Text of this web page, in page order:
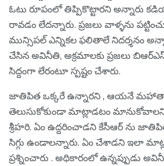
ఓటు రూపంలో తిప్పికొట్టారని అన్నారు
రావ‌డం లేద‌న్నారు. ప్రజలు వాళ్ళను
మున్సిపల్ ఎన్నికల ఫలితాలే నిదర్శనం
చేసిన అవినీతి, అక్రమాలకు ప్రజలు బిఆర్ఎస్
సిద్దంగా లేరంటూ స్ప‌ష్టం చేశారు.
జాతిపిత ఒక్కరే ఉన్నారని , ఆయనే
తెలుసుకోకుండా మాట్లాడటం
శ్రీ‌హ‌రి. ఏం ఉద్ద‌రించాడ‌ని కేసీఆర్ ను
సిగ్గు ఉండాలన్నారు. ఏం చేశాడ‌ని ఇలా
ప్ర‌శ్నించారు . అధికారంలో ఉన్నప్పుడు